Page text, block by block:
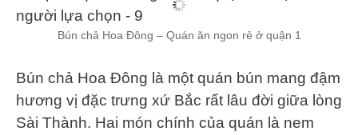
Bún chả Hoa Đông – Quán ăn ngon rẻ ở quận 1
Bún chả Hoa Đông là một quán bún mang đậm
hương vị đặc trưng xứ Bắc rất lâu đời giữa lòng
Sài Thành. Hai món chính của quán là nem